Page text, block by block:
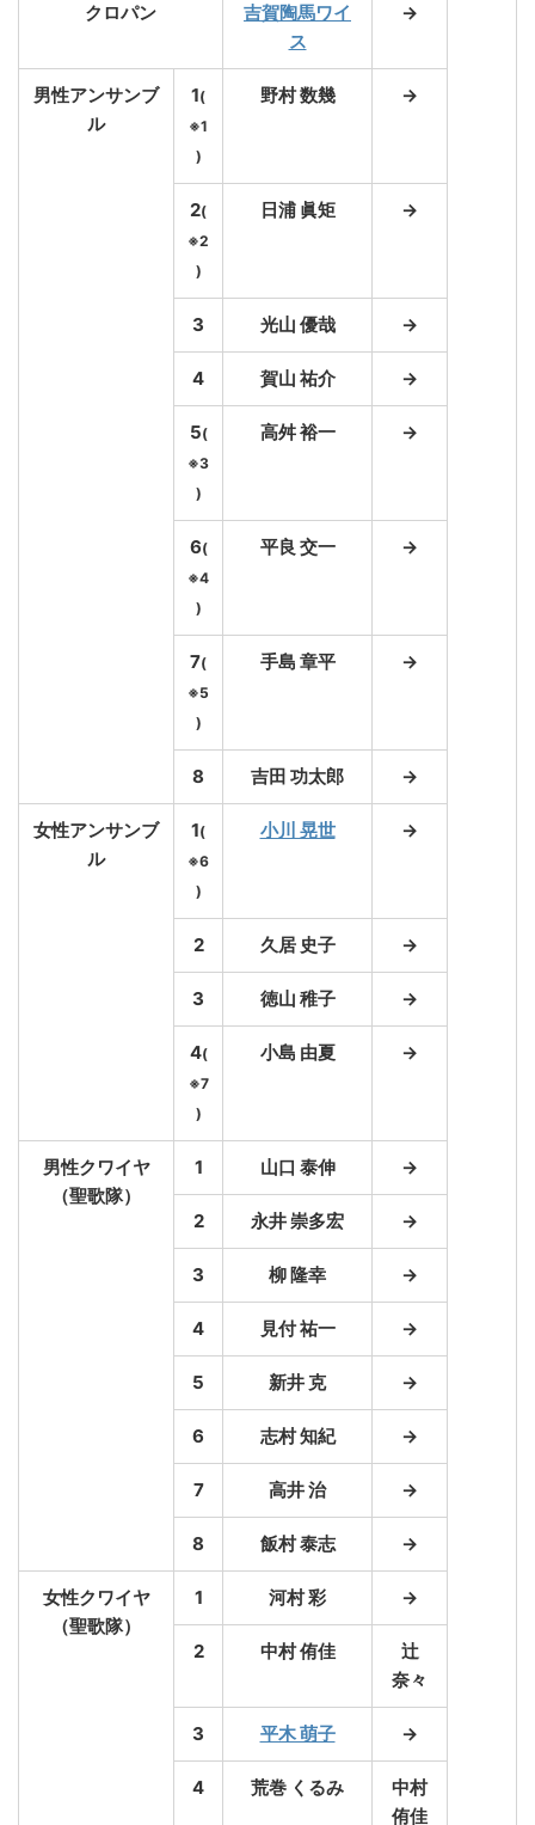
クロパン
吉賀陶馬ワイ
ス
→
男性アンサンブ
ル
1(
※1
)
野村 数幾 →
2(
※2
)
日浦 眞矩 →
3 光山 優哉 →
4 賀山 祐介 →
5(
※3
)
高舛 裕一 →
6(
※4
)
平良 交一 →
7(
※5
)
手島 章平 →
8 吉田 功太郎 →
女性アンサンブ
ル
1(
※6
)
小川 晃世 →
2 久居 史子 →
3 徳山 稚子 →
4(
※7
)
小島 由夏 →
男性クワイヤ
（聖歌隊）
1 山口 泰伸 →
2 永井 崇多宏 →
3 柳 隆幸 →
4 見付 祐一 →
5 新井 克 →
6 志村 知紀 →
7 高井 治 →
8 飯村 泰志 →
女性クワイヤ
（聖歌隊）
1 河村 彩 →
2 中村 侑佳
辻
奈々
3 平木 萌子 →
4 荒巻 くるみ
中村
侑佳